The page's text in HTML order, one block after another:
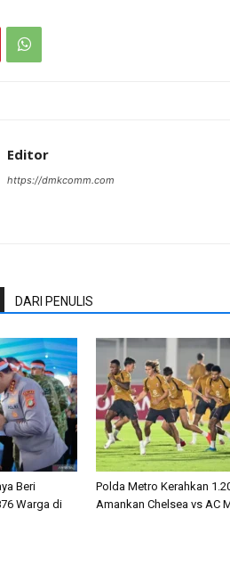
Editor
https://dmkcomm.com
DARI PENULIS
Beri
Warga di
Polda Metro Kerahkan
Amankan Chelsea vs AC